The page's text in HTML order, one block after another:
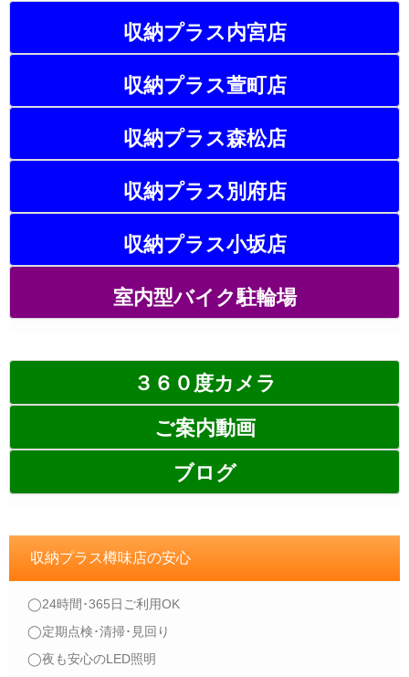
収納プラス内宮店
収納プラス萱町店
収納プラス森松店
収納プラス別府店
収納プラス小坂店
室内型バイク駐輪場
３６０度カメラ
ご案内動画
ブログ
収納プラス樽味店の安心
◯24時間･365日ご利用OK
◯定期点検･清掃･見回り
◯夜も安心のLED照明